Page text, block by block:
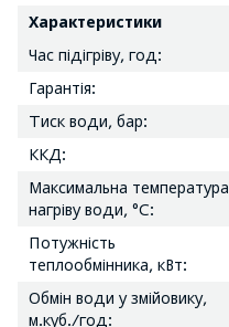
Характеристики
Час підігріву, год:
Гарантія:
Тиск води, бар:
ККД:
Максимальна температура
нагріву води, °С:
Потужність
теплообмінника, кВт:
Обмін води у змійовику,
м.куб./год: